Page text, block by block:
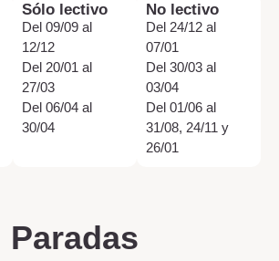
Sólo lectivo
Del 09/09 al
12/12
Del 20/01 al
27/03
Del 06/04 al
30/04
No lectivo
Del 24/12 al
07/01
Del 30/03 al
03/04
Del 01/06 al
31/08, 24/11 y
26/01
Paradas